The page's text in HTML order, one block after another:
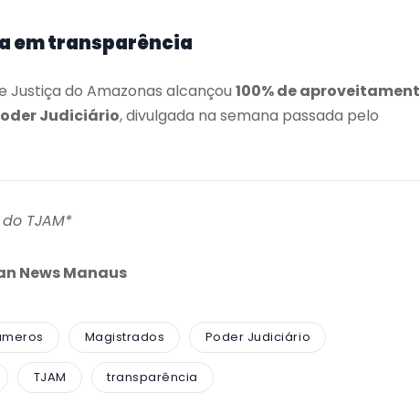
em transparência
Justiça do Amazonas alcançou 100% de
Judiciário, divulgada na semana passada pelo
TJAM*
News Manaus
Magistrados Poder Judiciário
TJAM transparência